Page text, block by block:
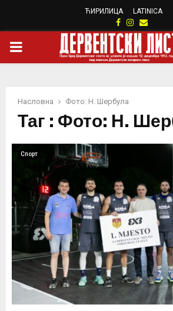
ЋИРИЛИЦА LATINICA
Facebook
Instagram
Email
PRIMARY
Насловна Фото: Н. Шербула
Таг : Фото: Н.
Спорт